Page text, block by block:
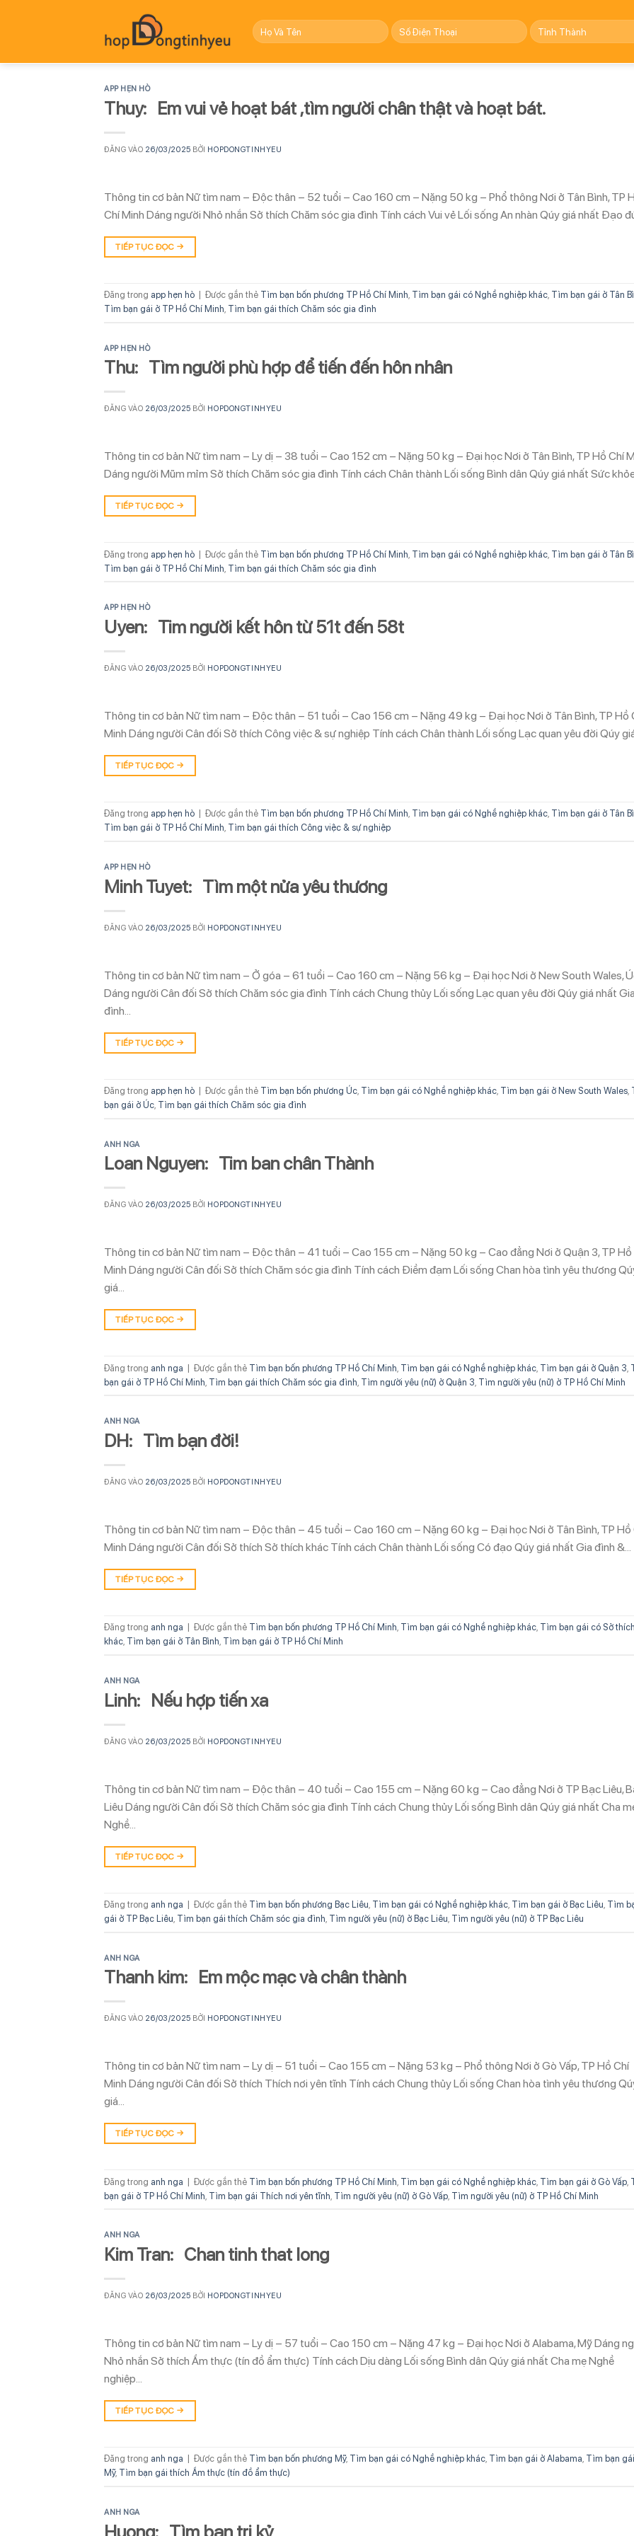
dung
APP HẸN HÒ
Thuy: Em vui vẻ hoạt bát ,tìm người chân thật và hoạt bát.
ĐĂNG VÀO 26/03/2025 BỞI HOPDONGTINHYEU
Thông tin cơ bản Nữ tìm nam – Độc thân – 52 tuổi – Cao 160 cm – Nặng 50 kg – Phổ thông Nơi ở Tân Bình, TP
Chí Minh Dáng người Nhỏ nhắn Sở thích Chăm sóc gia đình Tính cách Vui vẻ Lối sống An nhàn Qúy giá nhất Đạo
TIẾP TỤC ĐỌC →
Đăng trong app hẹn hò Được gắn thẻ Tìm bạn bốn phương TP Hồ Chí Minh Tìm bạn gái có Nghề nghiệp khác Tìm bạn gái ở Tân
Tìm bạn gái ở TP Hồ Chí Minh Tìm bạn gái thích Chăm sóc gia đình
APP HẸN HÒ
Thu: Tìm người phù hợp để tiến đến hôn nhân
ĐĂNG VÀO 26/03/2025 BỞI HOPDONGTINHYEU
Thông tin cơ bản Nữ tìm nam – Ly dị – 38 tuổi – Cao 152 cm – Nặng 50 kg – Đại học Nơi ở Tân Bình, TP Hồ Chí
Dáng người Mũm mỉm Sở thích Chăm sóc gia đình Tính cách Chân thành Lối sống Bình dân Qúy giá nhất Sức
TIẾP TỤC ĐỌC →
Đăng trong app hẹn hò | Được gắn thẻ Tìm bạn bốn phương TP Hồ Chí Minh Tìm bạn gái có Nghề nghiệp khác Tìm bạn gái ở Tân
Tìm bạn gái ở TP Hồ Chí Minh Tìm bạn gái thích Chăm sóc gia đình
APP HẸN HÒ
Uyen: Tim người kết hôn từ 51t đến 58t
ĐĂNG VÀO 26/03/2025 BỞI HOPDONGTINHYEU
Thông tin cơ bản Nữ tìm nam – Độc thân – 51 tuổi – Cao 156 cm – Nặng 49 kg – Đại học Nơi ở Tân Bình, TP Hồ
Minh Dáng người Cân đối Sở thích Công việc & sự nghiệp Tính cách Chân thành Lối sống Lạc quan yêu đời Qúy
TIẾP TỤC ĐỌC →
Đăng trong app hẹn hò Được gắn thẻ Tìm bạn bốn phương TP Hồ Chí Minh, Tìm bạn gái có Nghề nghiệp khác, Tìm bạn gái ở Tân
Tìm bạn gái ở TP Hồ Chí Minh, Tìm bạn gái thích Công việc & sự nghiệp
APP HẸN HÒ
Minh Tuyet: Tìm một nửa yêu thương
ĐĂNG VÀO 26/03/2025 BỞI HOPDONGTINHYEU
Thông tin cơ bản Nữ tìm nam – Ở góa – 61 tuổi – Cao 160 cm – Nặng 56 kg – Đại học Nơi ở New South Wales,
Dáng người Cân đối Sở thích Chăm sóc gia đình Tính cách Chung thủy Lối sống Lạc quan yêu đời Qúy giá nhất Gia
đình…
TIẾP TỤC ĐỌC →
Đăng trong app hẹn hò Được gắn thẻ Tìm bạn bốn phương Úc Tìm bạn gái có Nghề nghiệp khác Tìm bạn gái ở New South Wales
bạn gái ở Úc Tìm bạn gái thích Chăm sóc gia đình
ANH NGA
Loan Nguyen: Tim ban chân Thành
ĐĂNG VÀO 26/03/2025 BỞI HOPDONGTINHYEU
Thông tin cơ bản Nữ tìm nam – Độc thân – 41 tuổi – Cao 155 cm – Nặng 50 kg – Cao đẳng Nơi ở Quận 3, TP Hồ
Minh Dáng người Cân đối Sở thích Chăm sóc gia đình Tính cách Điềm đạm Lối sống Chan hòa tình yêu thương
giá…
TIẾP TỤC ĐỌC →
Đăng trong anh nga | Được gắn thẻ Tìm bạn bốn phương TP Hồ Chí Minh Tìm bạn gái có Nghề nghiệp khác Tìm bạn gái ở Quận 3
bạn gái ở TP Hồ Chí Minh Tìm bạn gái thích Chăm sóc gia đình Tìm người yêu (nữ) ở Quận 3 Tìm người yêu (nữ) ở TP Hồ Chí Minh
ANH NGA
DH: Tìm bạn đời!
ĐĂNG VÀO 26/03/2025 BỞI HOPDONGTINHYEU
Thông tin cơ bản Nữ tìm nam – Độc thân – 45 tuổi – Cao 160 cm – Nặng 60 kg – Đại học Nơi ở Tân Bình, TP Hồ
Minh Dáng người Cân đối Sở thích Sở thích khác Tính cách Chân thành Lối sống Có đạo Qúy giá nhất Gia đình &…
TIẾP TỤC ĐỌC →
Đăng trong anh nga Được gắn thẻ Tìm bạn bốn phương TP Hồ Chí Minh, Tìm bạn gái có Nghề nghiệp khác, Tìm bạn gái có Sở thích
khác, Tìm bạn gái ở Tân Bình, Tìm bạn gái ở TP Hồ Chí Minh
ANH NGA
Linh: Nếu hợp tiến xa
ĐĂNG VÀO 26/03/2025 BỞI HOPDONGTINHYEU
Thông tin cơ bản Nữ tìm nam – Độc thân – 40 tuổi – Cao 155 cm – Nặng 60 kg – Cao đẳng Nơi ở TP Bạc Liêu,
Liêu Dáng người Cân đối Sở thích Chăm sóc gia đình Tính cách Chung thủy Lối sống Bình dân Qúy giá nhất Cha
Nghề…
TIẾP TỤC ĐỌC →
Đăng trong anh nga Được gắn thẻ Tìm bạn bốn phương Bạc Liêu Tìm bạn gái có Nghề nghiệp khác Tìm bạn gái ở Bạc Liêu Tìm
gái ở TP Bạc Liêu Tìm bạn gái thích Chăm sóc gia đình Tìm người yêu (nữ) ở Bạc Liêu Tìm người yêu (nữ) ở TP Bạc Liêu
ANH NGA
Thanh kim: Em mộc mạc và chân thành
ĐĂNG VÀO 26/03/2025 BỞI HOPDONGTINHYEU
Thông tin cơ bản Nữ tìm nam – Ly dị – 51 tuổi – Cao 155 cm – Nặng 53 kg – Phổ thông Nơi ở Gò Vấp, TP Hồ Chí
Minh Dáng người Cân đối Sở thích Thích nơi yên tĩnh Tính cách Chung thủy Lối sống Chan hòa tình yêu thương
giá…
TIẾP TỤC ĐỌC →
Đăng trong anh nga | Được gắn thẻ Tìm bạn bốn phương TP Hồ Chí Minh Tìm bạn gái có Nghề nghiệp khác Tìm bạn gái ở Gò Vấp
bạn gái ở TP Hồ Chí Minh Tìm bạn gái Thích nơi yên tĩnh Tìm người yêu (nữ) ở Gò Vấp Tìm người yêu (nữ) ở TP Hồ Chí Minh
ANH NGA
Kim Tran: Chan tinh that long
ĐĂNG VÀO 26/03/2025 BỞI HOPDONGTINHYEU
Thông tin cơ bản Nữ tìm nam – Ly dị – 57 tuổi – Cao 150 cm – Nặng 47 kg – Đại học Nơi ở Alabama, Mỹ Dáng
Nhỏ nhắn Sở thích Ẩm thực (tín đồ ẩm thực) Tính cách Dịu dàng Lối sống Bình dân Qúy giá nhất Cha mẹ Nghề
nghiệp…
TIẾP TỤC ĐỌC →
Đăng trong anh nga Được gắn thẻ Tìm bạn bốn phương Mỹ, Tìm bạn gái có Nghề nghiệp khác, Tìm bạn gái ở Alabama, Tìm bạn
Mỹ, Tìm bạn gái thích Ẩm thực (tín đồ ẩm thực)
ANH NGA
Huong: Tìm bạn tri kỷ